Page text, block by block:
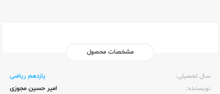
مشخصات محصول
سال تحصیلی:‌
یازدهم ریاضی
نویسنده:‌
امیر حسین مجوزی